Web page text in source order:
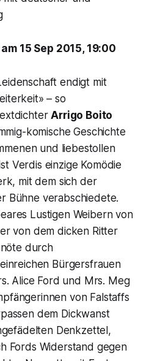
15 Sep 2015, 19:00
endigt mit
– so
Arrigo Boito
komische Geschichte
und liebestollen
Verdis einzige Komödie
mit dem sich der
Bühne verabschiedete.
Lustigen Weibern von
von dem dicken Ritter
durch
Bürgersfrauen
Alice Ford und Mrs. Meg
von Falstaffs
dem Dickwanst
Denkzettel,
Fords Widerstand gegen